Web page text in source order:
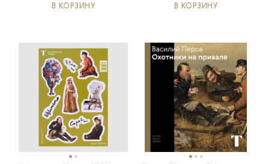
В КОРЗИНУ В КОРЗИНУ